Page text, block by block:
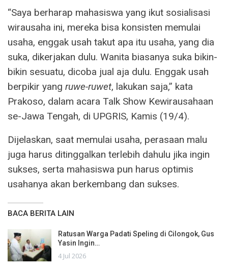
“Saya berharap mahasiswa yang ikut sosialisasi
wirausaha ini, mereka bisa konsisten memulai
usaha, enggak usah takut apa itu usaha, yang dia
suka, dikerjakan dulu. Wanita biasanya suka bikin-
bikin sesuatu, dicoba jual aja dulu. Enggak usah
berpikir yang ruwe-ruwet, lakukan saja,” kata
Prakoso, dalam acara Talk Show Kewirausahaan
se-Jawa Tengah, di UPGRIS, Kamis (19/4).
Dijelaskan, saat memulai usaha, perasaan malu
juga harus ditinggalkan terlebih dahulu jika ingin
sukses, serta mahasiswa pun harus optimis
usahanya akan berkembang dan sukses.
BACA BERITA LAIN
Ratusan Warga Padati Speling di Cilongok, Gus
Yasin Ingin…
4 Jul 2026